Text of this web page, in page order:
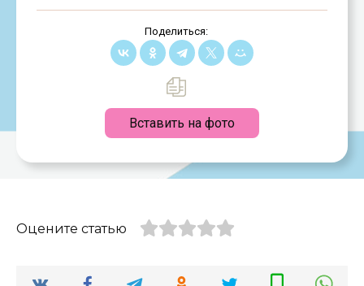
Поделиться:
Вставить на фото
Оцените статью